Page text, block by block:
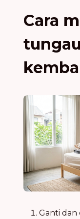
Cara
Ganti dan